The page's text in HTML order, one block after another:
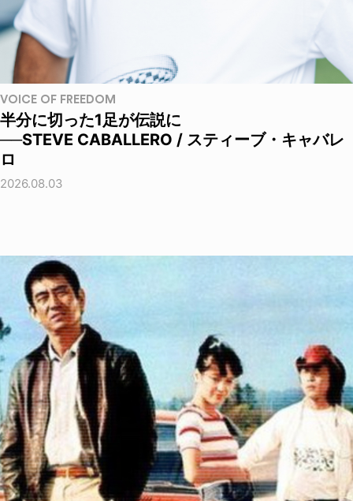
VOICE OF FREEDOM
半分に切った1足が伝説に
──STEVE CABALLERO / スティーブ・キャバレ
ロ
2026.08.03